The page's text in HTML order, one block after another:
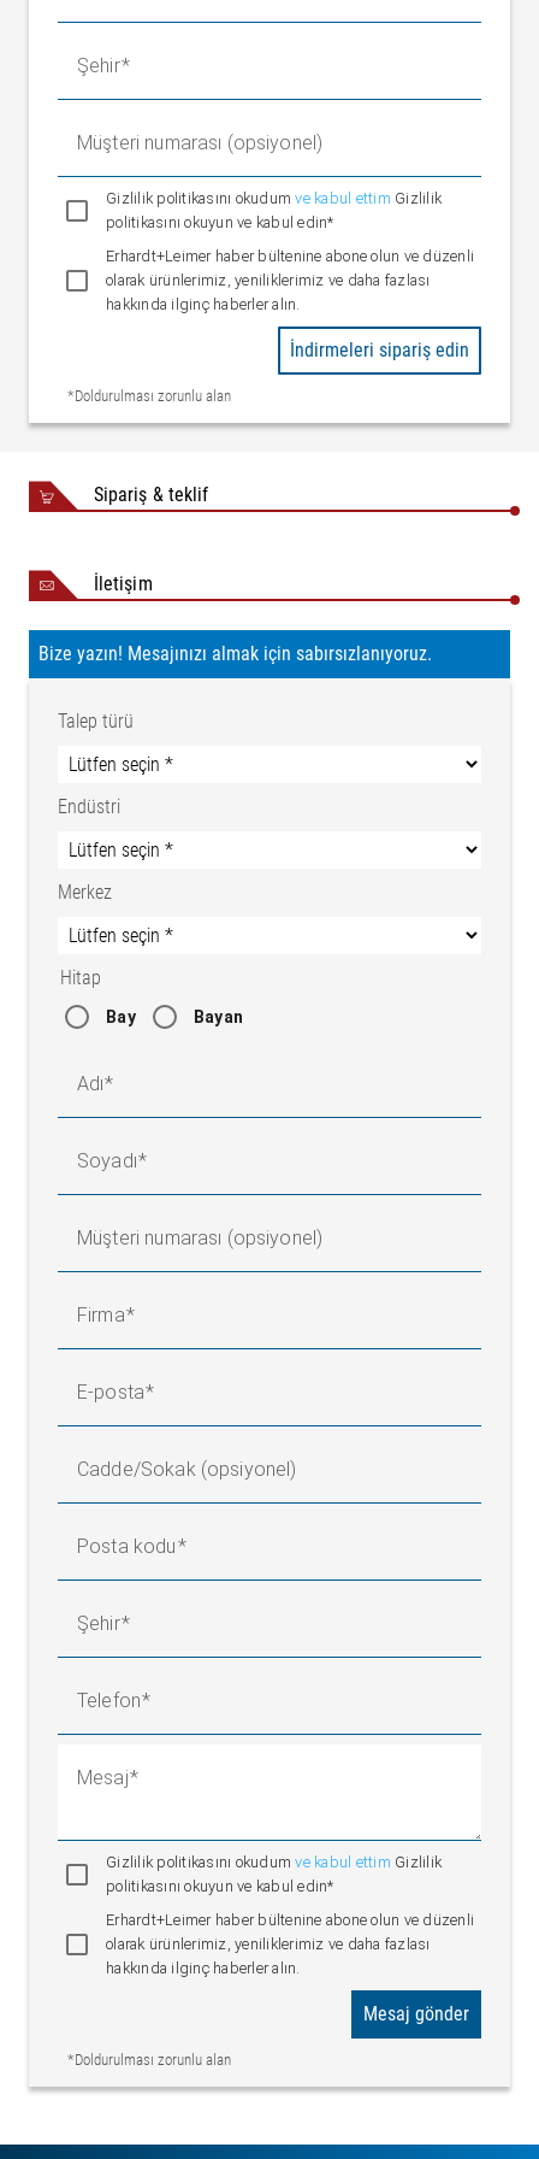
14 kg
Sabit yatağın ağırlığı
Şehir
Müşteri numarası (opsiyonel)
Gizlilik politikasını okudumve kabul ettim Gizlilik
politikasını okuyun ve kabul edin*
Erhardt+Leimer haber bültenine abone olun ve düzenli
olarak ürünlerimiz, yeniliklerimiz ve daha fazlası
hakkında ilginç haberler alın.
*Doldurulması zorunlu alan
İndirmeleri sipariş edin
Sipariş & teklif
İletişim
Bize yazın! Mesajınızı almak için sabırsızlanıyoruz.
Talep türü
Endüstri
Merkez
Hitap
Bay Bayan
Adı
Soyadı
Müşteri numarası (opsiyonel)
Firma
E-posta
Cadde/Sokak (opsiyonel)
Posta kodu
Şehir
Telefon
Mesaj
Gizlilik politikasını okudumve kabul ettim Gizlilik
politikasını okuyun ve kabul edin*
Erhardt+Leimer haber bültenine abone olun ve düzenli
olarak ürünlerimiz, yeniliklerimiz ve daha fazlası
hakkında ilginç haberler alın.
*Doldurulması zorunlu alan
Mesaj gönder